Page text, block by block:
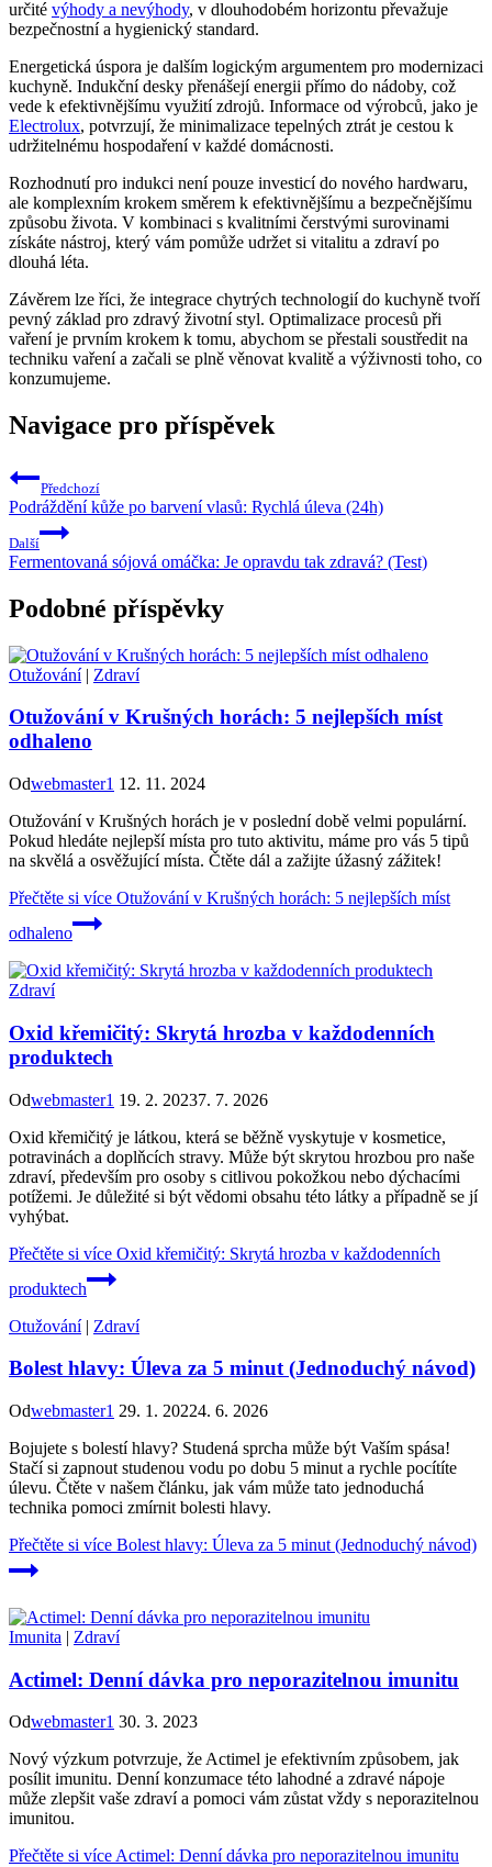
určité výhody a nevýhody, v dlouhodobém horizontu převažuje
bezpečnostní a hygienický standard.
Energetická úspora je dalším logickým argumentem pro modernizaci
kuchyně. Indukční desky přenášejí energii přímo do nádoby, což
vede k efektivnějšímu využití zdrojů. Informace od výrobců, jako je
Electrolux, potvrzují, že minimalizace tepelných ztrát je cestou k
udržitelnému hospodaření v každé domácnosti.
Rozhodnutí pro indukci není pouze investicí do nového hardwaru,
ale komplexním krokem směrem k efektivnějšímu a bezpečnějšímu
způsobu života. V kombinaci s kvalitními čerstvými surovinami
získáte nástroj, který vám pomůže udržet si vitalitu a zdraví po
dlouhá léta.
Závěrem lze říci, že integrace chytrých technologií do kuchyně tvoří
pevný základ pro zdravý životní styl. Optimalizace procesů při
vaření je prvním krokem k tomu, abychom se přestali soustředit na
techniku vaření a začali se plně věnovat kvalitě a výživnosti toho, co
konzumujeme.
Navigace pro příspěvek
Předchozí
Podráždění kůže po barvení vlasů: Rychlá úleva (24h)
Další
Fermentovaná sójová omáčka: Je opravdu tak zdravá? (Test)
Podobné příspěvky
Otužování| Zdraví
Otužování v Krušných horách: 5 nejlepších míst
odhaleno
Odwebmaster1 12. 11. 2024
Otužování v Krušných horách je v poslední době velmi populární.
Pokud hledáte nejlepší místa pro tuto aktivitu, máme pro vás 5 tipů
na skvělá a osvěžující místa. Čtěte dál a zažijte úžasný zážitek!
Přečtěte si více Otužování v Krušných horách: 5 nejlepších míst
odhaleno
Zdraví
Oxid křemičitý: Skrytá hrozba v každodenních
produktech
Odwebmaster1 19. 2. 20237. 7. 2026
Oxid křemičitý je látkou, která se běžně vyskytuje v kosmetice,
potravinách a doplňcích stravy. Může být skrytou hrozbou pro naše
zdraví, především pro osoby s citlivou pokožkou nebo dýchacími
potížemi. Je důležité si být vědomi obsahu této látky a případně se jí
vyhýbat.
Přečtěte si více Oxid křemičitý: Skrytá hrozba v každodenních
produktech
Otužování| Zdraví
Bolest hlavy: Úleva za 5 minut (Jednoduchý návod)
Odwebmaster1 29. 1. 20224. 6. 2026
Bojujete s bolestí hlavy? Studená sprcha může být Vaším spása!
Stačí si zapnout studenou vodu po dobu 5 minut a rychle pocítíte
úlevu. Čtěte v našem článku, jak vám může tato jednoduchá
technika pomoci zmírnit bolesti hlavy.
Přečtěte si více Bolest hlavy: Úleva za 5 minut (Jednoduchý návod)
Imunita | Zdraví
Actimel: Denní dávka pro neporazitelnou imunitu
Odwebmaster1 30. 3. 2023
Nový výzkum potvrzuje, že Actimel je efektivním způsobem, jak
posílit imunitu. Denní konzumace této lahodné a zdravé nápoje
může zlepšit vaše zdraví a pomoci vám zůstat vždy s neporazitelnou
imunitou.
Přečtěte si víceActimel: Denní dávka pro neporazitelnou imunitu